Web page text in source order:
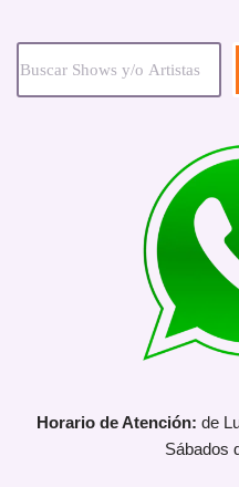
Horario de Atención: de
Sábados